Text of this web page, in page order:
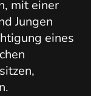
mit einer
Jungen
eines